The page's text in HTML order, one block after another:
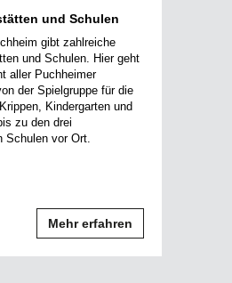
und Schulen
gibt zahlreiche
und Schulen. Hier geht
aller Puchheimer
der Spielgruppe für die
Kindergarten und
zu den drei
Schulen vor Ort.
Mehr erfahren